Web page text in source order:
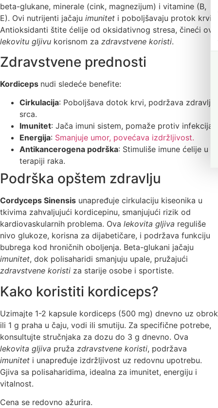
beta-glukane, minerale (cink, magnezijum) i vitamine (B,
E). Ovi nutrijenti jačaju imunitet i poboljšavaju protok krvi.
Antioksidanti štite ćelije od oksidativnog stresa, čineći ovu
lekovitu gljivu korisnom za zdravstvene koristi.
Zdravstvene prednosti
Kordiceps nudi sledeće benefite:
Cirkulacija: Poboljšava dotok krvi, podržava zdravlje
srca.
Imunitet: Jača imuni sistem, pomaže protiv infekcija.
Energija: Smanjuje umor, povećava izdržljivost.
Antikancerogena podrška: Stimuliše imune ćelije u
terapiji raka.
Podrška opštem zdravlju
Cordyceps Sinensis unapređuje cirkulaciju kiseonika u
tkivima zahvaljujući kordicepinu, smanjujući rizik od
kardiovaskularnih problema. Ova lekovita gljiva reguliše
nivo glukoze, korisna za dijabetičare, i podržava funkciju
bubrega kod hroničnih oboljenja. Beta-glukani jačaju
imunitet, dok polisaharidi smanjuju upale, pružajući
zdravstvene koristi za starije osobe i sportiste.
Kako koristiti kordiceps?
Uzimajte 1-2 kapsule kordiceps (500 mg) dnevno uz obrok
ili 1 g praha u čaju, vodi ili smutiju. Za specifične potrebe,
konsultujte stručnjaka za dozu do 3 g dnevno. Ova
lekovita gljiva pruža zdravstvene koristi, podržava
imunitet i unapređuje izdržljivost uz redovnu upotrebu.
Gjiva sa polisaharidima, idealna za imunitet, energiju i
vitalnost.
Cena se redovno ažurira.